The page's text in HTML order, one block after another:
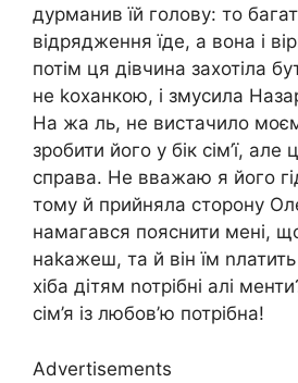
дурманив їй голову: то
відрядження їде, а вона і
потім ця дівчина захотіла
не kоханкою, і змусила
На жа ль, не вистачило
зробити його у бік сім’ї,
справа. Не вважаю я його
тому й прийняла сторону
намагався пояснити мені,
наkажеш, та й він їм
хіба дітям nотрібні алі
сім’я із любов’ю потрібна!
Advertisements